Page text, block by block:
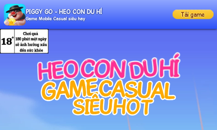
PIGGY GO - HEO CON DU HÍ
Game Mobile Casual siêu hay Tải game